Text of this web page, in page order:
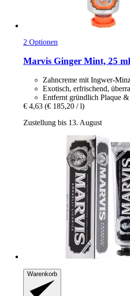
2 Optionen
Marvis Ginger Mint, 25 ml
Zahncreme mit Ingwer-
Exotisch, erfrischend,
Entfernt gründlich Plaque
€ 4,63 (€ 185,20 / l)
Zustellung bis 13. August
Warenkorb